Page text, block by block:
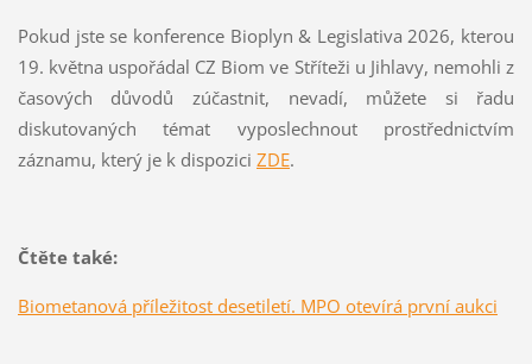
Pokud jste se konference Bioplyn & Legislativa 2026, kterou
19. května uspořádal CZ Biom ve Stříteži u Jihlavy, nemohli z
časových důvodů zúčastnit, nevadí, můžete si řadu
diskutovaných témat vyposlechnout prostřednictvím
záznamu, který je k dispozici ZDE.
Čtěte také:
Biometanová příležitost desetiletí. MPO otevírá první aukci